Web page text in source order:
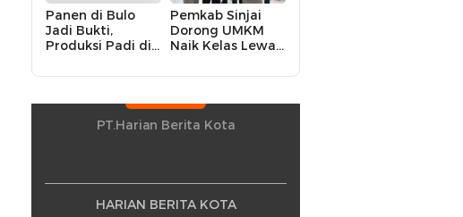
Panen di Bulo
Jadi Bukti,
Produksi Padi di
Kecamatan
Rekor
Peningkatan
Pemkab Sinjai
Dorong UMKM
Naik Kelas Lewat
Strategis
PT.Harian Berita Kota
HARIAN BERITA KOTA